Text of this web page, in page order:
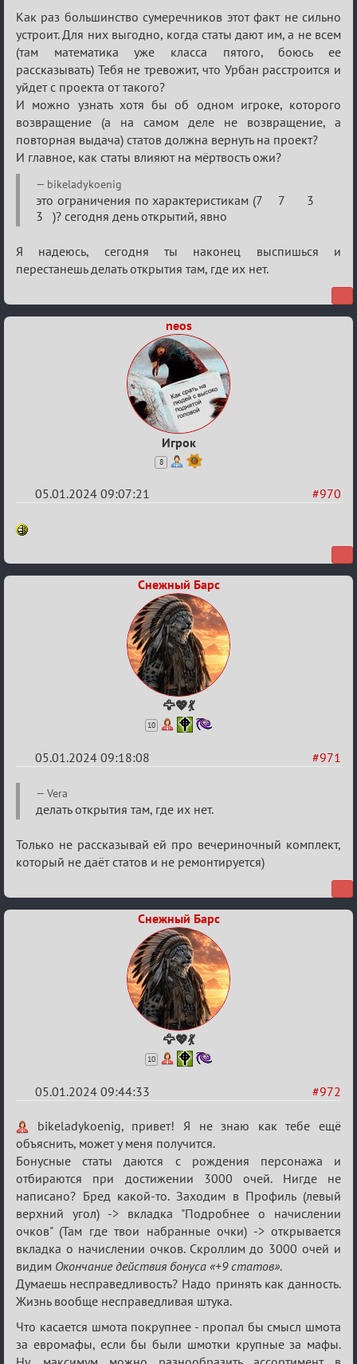
Как раз большинство сумеречников этот факт не сильно
устроит. Для них выгодно, когда статы дают им, а не всем
(там математика уже класса пятого, боюсь ее
рассказывать) Тебя не тревожит, что Урбан расстроится и
уйдет с проекта от такого?
И можно узнать хотя бы об одном игроке, которого
возвращение (а на самом деле не возвращение, а
повторная выдача) статов должна вернуть на проект?
И главное, как статы влияют на мёртвость ожи?
bikeladykoenig
это ограничения по характеристикам (7 7 3
3 )? сегодня день открытий, явно
Я надеюсь, сегодня ты наконец выспишься и
перестанешь делать открытия там, где их нет.
neos
Игрок
8
#970
05.01.2024 09:07:21
Re:
нововведения
Снежный Барс
🦅💖💃
10
#971
05.01.2024 09:18:08
Re:
Сумрак
Vera
делать открытия там, где их нет.
Только не рассказывай ей про вечериночный комплект,
который не даёт статов и не ремонтируется)
Снежный Барс
🦅💖💃
10
#972
05.01.2024 09:44:33
Re:
Сумрак
нововведения
bikeladykoenig, привет! Я не знаю как тебе ещё
объяснить, может у меня получится.
Бонусные статы даются с рождения персонажа и
отбираются при достижении 3000 очей. Нигде не
написано? Бред какой-то. Заходим в Профиль (левый
верхний угол) -> вкладка "Подробнее о начислении
очков" (Там где твои набранные очки) -> открывается
вкладка о начислении очков. Скроллим до 3000 очей и
видим Окончание действия бонуса «+9 статов».
Думаешь несправедливость? Надо принять как данность.
Жизнь вообще несправедливая штука.
Что касается шмота покрупнее - пропал бы смысл шмота
за евромафы, если бы были шмотки крупные за мафы.